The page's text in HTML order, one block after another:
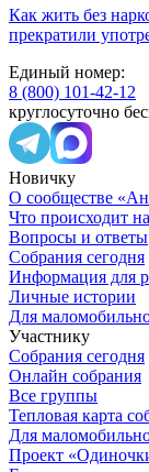
Как жить без
прекратили
Единый номер:
8 (800) 101-42-12
круглосуточно
Новичку
О сообществе
Что происходит
Вопросы и ответы
Собрания сегодня
Информация для
Личные истории
Для
Участнику
Собрания сегодня
Онлайн собрания
Все группы
Тепловая карта
Для
Проект